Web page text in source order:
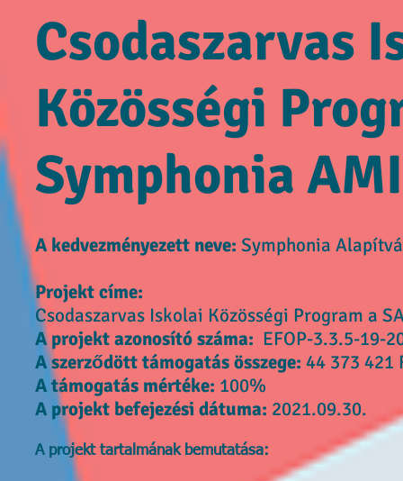
Csodaszarvas
Közösségi
Symphonia
A kedvezményezett neve: Symphonia
Projekt címe:
Csodaszarvas Iskolai Közösségi Program a
A projekt azonosító száma: EFOP-3.3.5-19-
A szerződött támogatás összege: 44 373 421
A támogatás mértéke: 100%
A projekt befejezési dátuma: 2021.09.30.
A projekt tartalmának bemutatása: